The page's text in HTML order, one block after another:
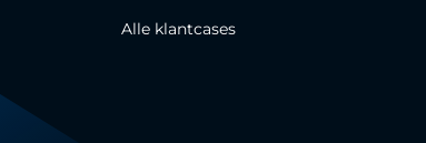
Alle klantcases